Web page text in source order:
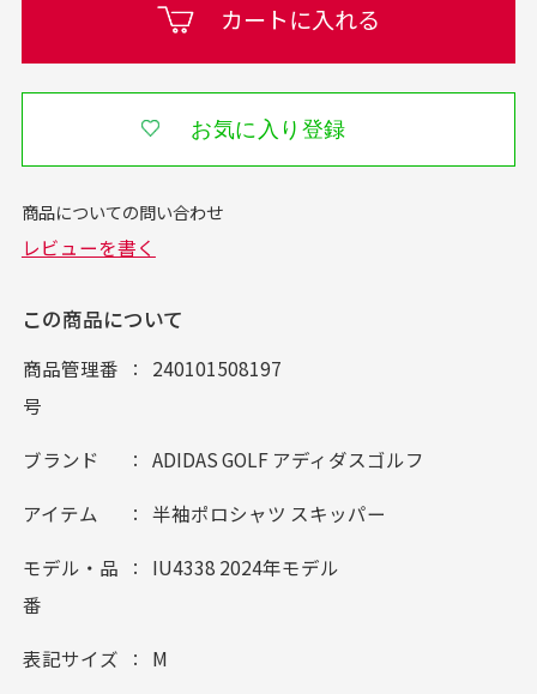
カートに入れる
お気に入り登録
この商品について
商品管理番
号
240101508197
ブランド ADIDAS GOLF アディダスゴルフ
アイテム 半袖ポロシャツ スキッパー
モデル・品
番
IU4338 2024年モデル
表記サイズ M